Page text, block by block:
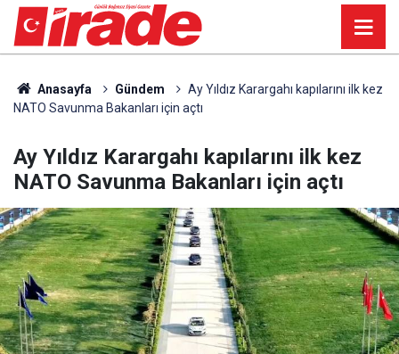
Anasayfa Gündem
Ay Yıldız Karargahı kapılarını ilk kez
NATO Savunma Bakanları için açtı
Ay Yıldız Karargahı kapılarını ilk kez
NATO Savunma Bakanları için açtı